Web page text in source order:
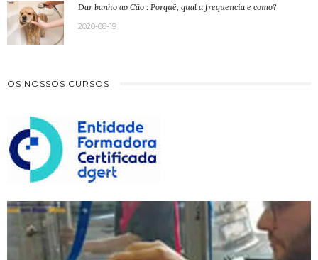
Dar banho ao Cão : Porquê, qual a frequencia e como?
2020-08-19
OS NOSSOS CURSOS